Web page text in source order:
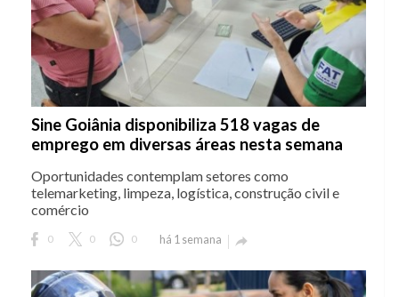
Sine Goiânia disponibiliza 518 vagas de
emprego em diversas áreas nesta semana
Oportunidades contemplam setores como
telemarketing, limpeza, logística, construção civil e
comércio
0 0 0 há 1 semana 